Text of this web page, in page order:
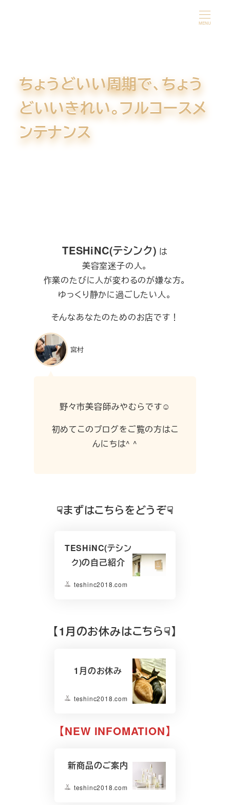
MENU
ちょうどいい周期で、ちょう
どいいきれい。フルコースメ
ンテナンス
TESHiNC(テシンク) は
美容室迷子の人。
作業のたびに人が変わるのが嫌な方。
ゆっくり静かに過ごしたい人。
そんなあなたのためのお店です！
宮村
野々市美容師みやむらです☺︎
初めてこのブログをご覧の方はこ
んにちは^ ^
☟まずはこちらをどうぞ☟
TESHiNC(テシン
ク)の自己紹介
teshinc2018.com
【1月のお休みはこちら☟】
1月のお休み
teshinc2018.com
【NEW INFOMATION】
新商品のご案内
teshinc2018.com